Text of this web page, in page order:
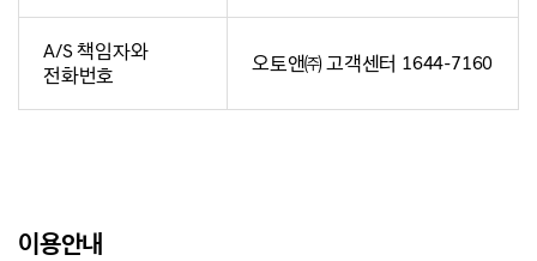
A/S 책임자와
전화번호
오토앤㈜ 고객센터 1644-7160
이용안내